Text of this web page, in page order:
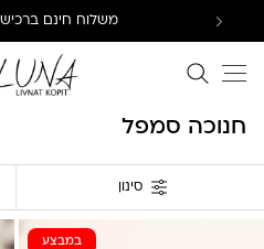
משלוח חינם ברכישה
חיפוש באתר
חנוכה סמפל
סינון
במבצע